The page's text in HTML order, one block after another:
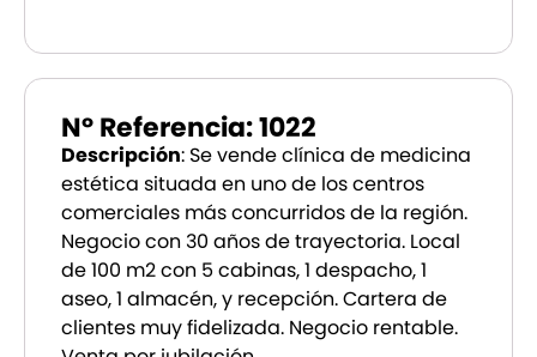
Nº Referencia: 1022
Descripción: Se vende clínica de medicina
estética situada en uno de los centros
comerciales más concurridos de la región.
Negocio con 30 años de trayectoria. Local
de 100 m2 con 5 cabinas, 1 despacho, 1
aseo, 1 almacén, y recepción. Cartera de
clientes muy fidelizada. Negocio rentable.